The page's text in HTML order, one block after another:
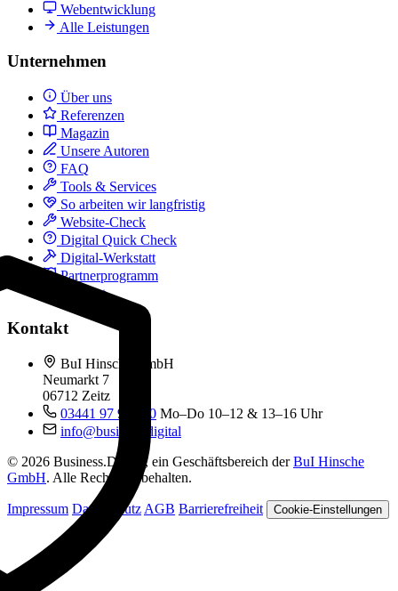
Webentwicklung
Alle Leistungen
Unternehmen
Über uns
Referenzen
Magazin
Unsere Autoren
FAQ
Tools & Services
So arbeiten wir langfristig
Website-Check
Digital Quick Check
Digital-Werkstatt
Partnerprogramm
Kontakt
Kontakt
BuI Hinsche GmbH
Neumarkt 7
06712 Zeitz
03441 97 99 060 Mo–Do 10–12 & 13–16 Uhr
info@business.digital
© 2026 Business.Digital, ein Geschäftsbereich derBuI Hinsche
GmbH. Alle Rechte vorbehalten.
Impressum Datenschutz AGB Barrierefreiheit Cookie-Einstellungen